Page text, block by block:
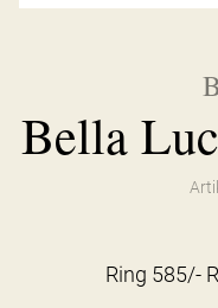
Bella
Ring 585/-